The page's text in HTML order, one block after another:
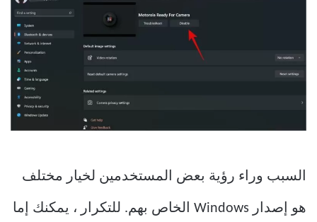
السبب وراء رؤية بعض المستخدمين لخيار مختلف
هو إصدار Windows الخاص بهم. للتكرار ، يمكنك إما